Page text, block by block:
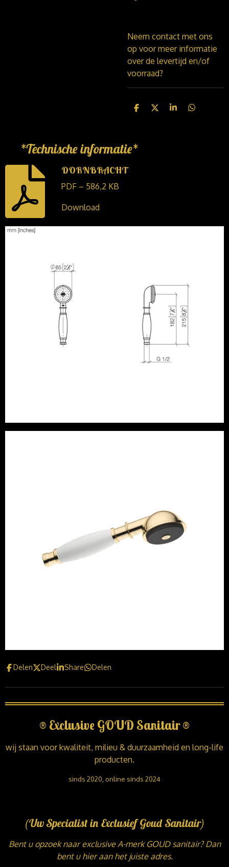
Neem contact met ons
op voor meer informatie
over de levertijd en/of
voorraad?
D
n
D
S
D
*Technische informatie*
DORNBRACHT
PDF – 586,2 KB
Download
Delen Deel Share Delen
® Exclusive GOUD Sanitair®
wij staan voor kwaliteit, milieu & duurzaamheid en long-life
producten.
sinds 2020, online sinds 2024
(Uw Specialist in Exclusief Goud Sanitair)
Bent u opzoek naar exclusive A-merk GOUD sanitair? Dan
bent u hier aan het juiste adres.